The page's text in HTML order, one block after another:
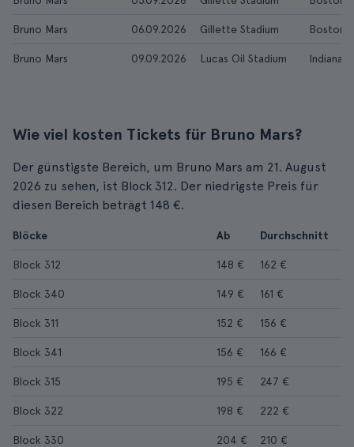
Bruno Mars 06.09.2026 Gillette Stadium Boston
Bruno Mars 09.09.2026 Lucas Oil Stadium
Wie viel kosten Tickets für Bruno Mars?
Der günstigste Bereich, um Bruno Mars am 21. August
2026 zu sehen, ist Block 312. Der niedrigste Preis für
diesen Bereich beträgt 148 €.
Blöcke Ab Durchschnitt
Block 312 148 € 162 €
Block 340 149 € 161 €
Block 311 152 € 156 €
Block 341 156 € 166 €
Block 315 195 € 247 €
Block 322 198 € 222 €
Block 330 204 € 210 €